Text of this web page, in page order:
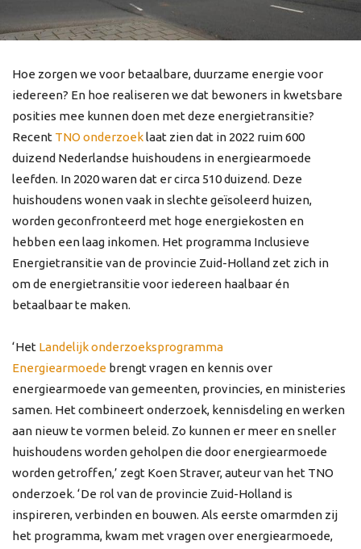
Hoe zorgen we voor betaalbare, duurzame energie voor
iedereen? En hoe realiseren we dat bewoners in kwetsbare
posities mee kunnen doen met deze energietransitie?
Recent TNO onderzoeklaat zien dat in 2022 ruim 600
duizend Nederlandse huishoudens in energiearmoede
leefden. In 2020 waren dat er circa 510 duizend. Deze
huishoudens wonen vaak in slechte geïsoleerd huizen,
worden geconfronteerd met hoge energiekosten en
hebben een laag inkomen. Het programma Inclusieve
Energietransitie van de provincie Zuid-Holland zet zich in
om de energietransitie voor iedereen haalbaar én
betaalbaar te maken.
‘Het Landelijk onderzoeksprogramma
Energiearmoede brengt vragen en kennis over
energiearmoede van gemeenten, provincies, en ministeries
samen. Het combineert onderzoek, kennisdeling en werken
aan nieuw te vormen beleid. Zo kunnen er meer en sneller
huishoudens worden geholpen die door energiearmoede
worden getroffen,’ zegt Koen Straver, auteur van het TNO
onderzoek. ‘De rol van de provincie Zuid-Holland is
inspireren, verbinden en bouwen. Als eerste omarmden zij
het programma, kwam met vragen over energiearmoede,